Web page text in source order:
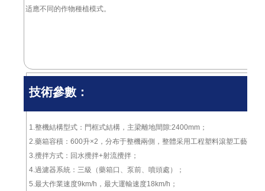
适應不同的作物種植模式。
技術參數：
1.整機結構型式：門框式結構，主梁離地間隙:2400mm；
2.藥箱容積：600升×2，分布于整機兩側，整體采用工程塑料滾塑工藝；
3.攪拌方式：回水攪拌+射流攪拌；
4.過濾器系統：三級（藥箱口、泵前、噴頭處）；
5.最大作業速度9km/h，最大運輸速度18km/h；